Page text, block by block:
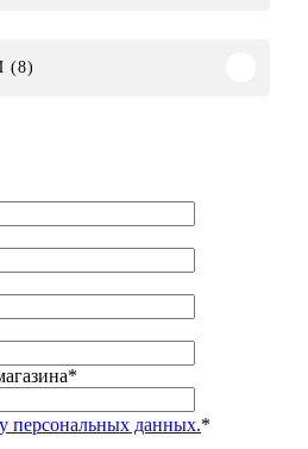
(8)
*
персональных данных.*